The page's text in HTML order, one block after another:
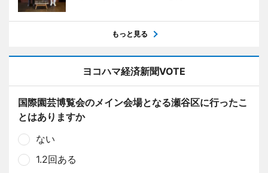
もっと見る
ヨコハマ経済新聞VOTE
国際園芸博覧会のメイン会場となる瀬谷区に行ったこ
とはありますか
ない
1.2回ある